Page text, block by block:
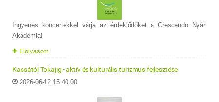
Ingyenes koncertekkel várja az érdeklődőket a Crescendo Nyári
Akadémia!
Elolvasom
Kassától Tokajig - aktív és kulturális turizmus fejlesztése
2026-06-12 15:40:00